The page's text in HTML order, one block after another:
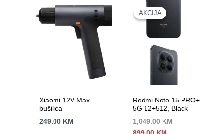
Xiaomi 12V Max
bušilica
249.00 KM
AKCIJA
AKCIJA
Redmi Note 15 PRO+
5G 12+512, Black
1,049.00KM
Izvorna
899.00 KM